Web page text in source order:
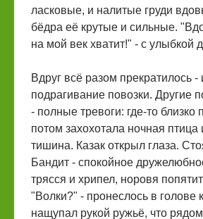
ласковые, и налитые груди
бёдра её крутые и сильные.
на мой век хватит!" - с улыбкой
Вдруг всё разом прекратилось -
подрагивание повозки. Другие
- полные тревоги: где-то близко
потом захохотала ночная птица
тишина. Казак открыл глаза.
Бандит - спокойное
трясся и хрипел, норовя
"Волки?" - пронеслось в голове
нащупал рукой ружьё, что